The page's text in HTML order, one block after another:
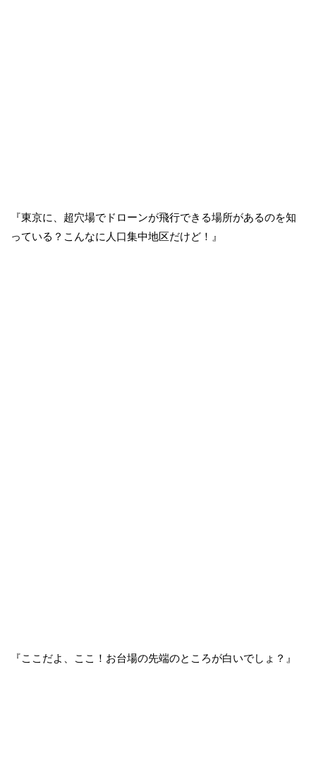
『東京に、超穴場でドローンが飛行できる場所があるのを知
っている？こんなに人口集中地区だけど！』
『ここだよ、ここ！お台場の先端のところが白いでしょ？』